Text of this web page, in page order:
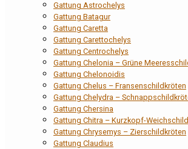
Gattung Astrochelys
Gattung Batagur
Gattung Caretta
Gattung Carettochelys
Gattung Centrochelys
Gattung Chelonia – Grüne
Gattung Chelonoidis
Gattung Chelus – Fransenschildkröten
Gattung Chelydra –
Gattung Chersina
Gattung Chitra – Kurzkopf-
Gattung Chrysemys – Zierschildkröten
Gattung Claudius